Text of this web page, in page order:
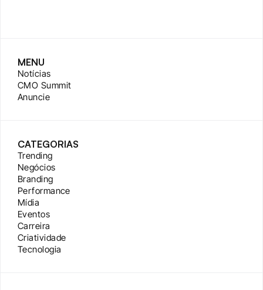
MENU
Notícias
CMO Summit
Anuncie
CATEGORIAS
Trending
Negócios
Branding
Performance
Mídia
Eventos
Carreira
Criatividade
Tecnologia